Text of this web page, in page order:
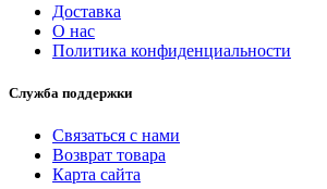
Доставка
О нас
Политика конфиденциальности
Служба поддержки
Связаться с нами
Возврат товара
Карта сайта